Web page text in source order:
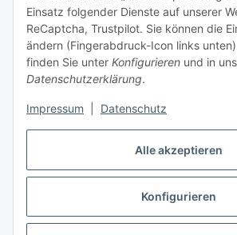
Alle akzeptieren
Konfigurieren
Einsatz folgender Dienste auf unserer
ReCaptcha, Trustpilot. Sie können die
ändern (Fingerabdruck-Icon links
finden Sie unter Konfigurieren und in
Datenschutzerklärung.
Impressum Datenschutz
Schauraum & Verkauf: Pfarrwald 46
Buchhaltung: Königleiten 11
A-3354 Wolfsbach
shop@krippen-shop.at
www.krippen-shop.at
Vertrag widerrufen
* Alle Preise inkl. gesetzlicher USt., zzgl.Versand